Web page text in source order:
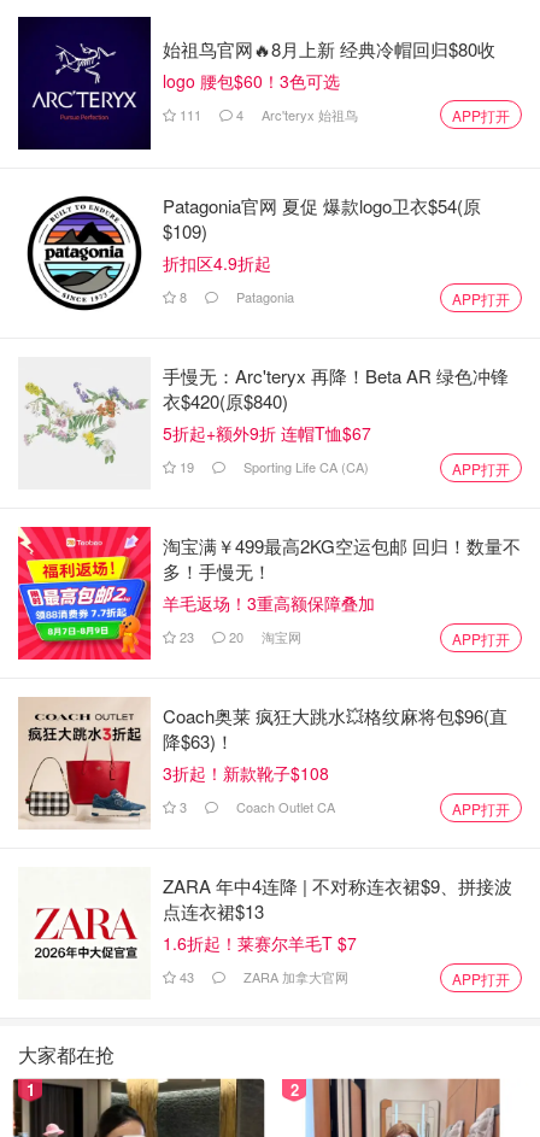
始祖鸟官网🔥8月上新 经典冷帽回归$80收
logo 腰包$60！3色可选
111 4 Arc'teryx 始祖鸟 APP打开
Patagonia官网 夏促 爆款logo卫衣$54(原
$109)
折扣区4.9折起
8 Patagonia APP打开
手慢无：Arc'teryx 再降！Beta AR 绿色冲锋
衣$420(原$840)
5折起+额外9折 连帽T恤$67
19 Sporting Life CA (CA) APP打开
淘宝满￥499最高2KG空运包邮 回归！数量不
多！手慢无！
羊毛返场！3重高额保障叠加
23 20 淘宝网 APP打开
Coach奥莱 疯狂大跳水💥格纹麻将包$96(直
降$63)！
3折起！新款靴子$108
3 Coach Outlet CA APP打开
ZARA 年中4连降 | 不对称连衣裙$9、拼接波
点连衣裙$13
1.6折起！莱赛尔羊毛T $7
43 ZARA 加拿大官网 APP打开
大家都在抢
1 2